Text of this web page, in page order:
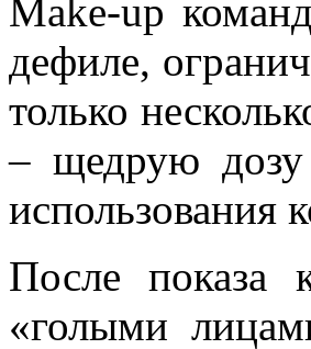
Make-up
дефиле,
только
– щедрую дозу
использования
После показа
«голыми